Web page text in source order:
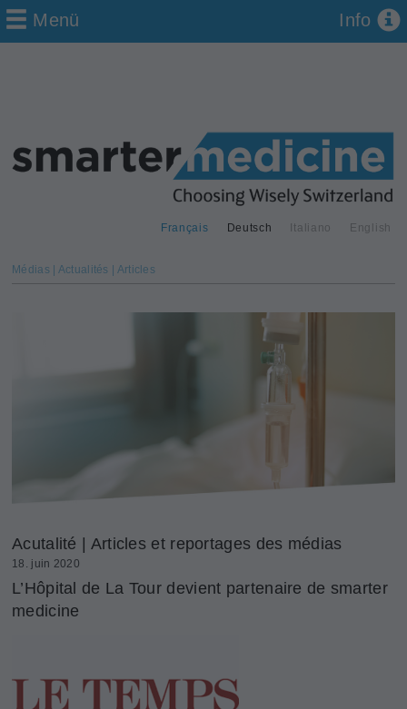
Deutsch
Français Italiano English
Menü Info
Médias | Actualités | Articles
Acutalité | Articles et reportages des médias
18. juin 2020
L’Hôpital de La Tour devient partenaire de smarter
medicine